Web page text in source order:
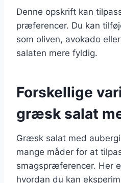
Denne opskrift kan
præferencer. Du kan
som oliven, avokado
salaten mere fyldig.
Forskellige
græsk salat
Græsk salat med
mange måder for at
smagspræferencer. Her
hvordan du kan